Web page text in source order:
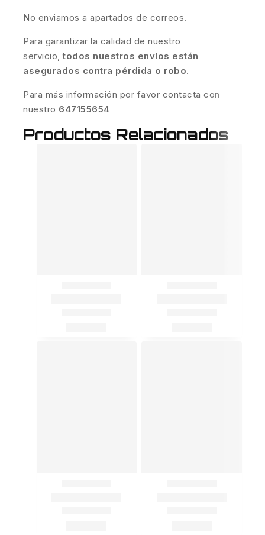
No enviamos a apartados de correos.
Para garantizar la calidad de nuestro
servicio,todos nuestros envíos están
asegurados contra pérdida o robo.
Para más información por favor contacta con
nuestro 647155654
Productos Relacionados